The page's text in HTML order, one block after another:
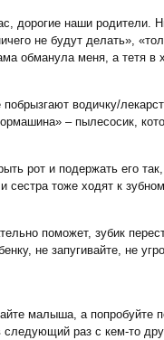
дорогие наши родители.
не будут делать»,
обманула меня, а тетя в
водичку/
– пылесосик,
рот и подержать его
тоже ходят к
поможет, зубик
не запугивайте, не
малыша, а попробуйте
раз с кем-то